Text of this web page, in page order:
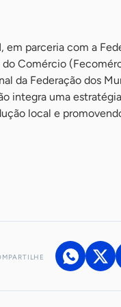
em parceria com a
Comércio
da Federação dos
integra uma
local e